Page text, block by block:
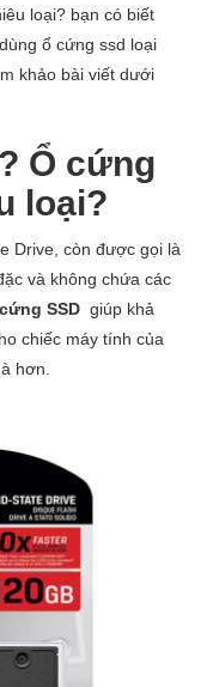
loại? bạn có biết
ổ cứng ssd loại
khảo bài viết dưới
Ổ cứng
loại?
Drive, còn được gọi là
và không chứa các
SSD giúp khả
chiếc máy tính của
hơn.